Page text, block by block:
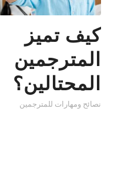
كيف تميز
المترجمين
المحتالين؟
نصائح ومهارات للمترجمين